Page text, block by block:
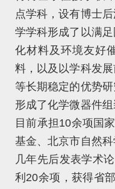
点学科，设有博士
学学科形成了以满
化材料及环境友好
料，以及以学科发
等长期稳定的优势
形成了化学微器件
目前承担10余项国
基金、北京市自然
几年先后发表学术
利20余项，获得省